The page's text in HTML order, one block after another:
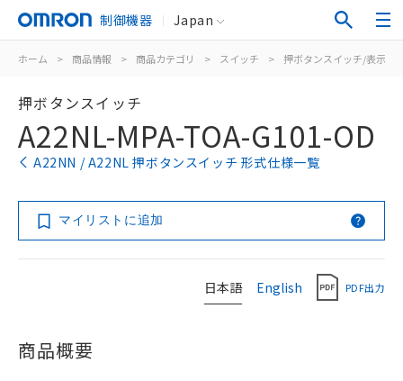
制御機器 Japan
ホーム > 商品情報 > 商品カテゴリ > スイッチ > 押ボタンスイッチ/表示灯
押ボタンスイッチ
A22NL-MPA-TOA-G101-OD
A22NN / A22NL 押ボタンスイッチ 形式仕様一覧
マイリストに追加
日本語 English PDF出力
商品概要